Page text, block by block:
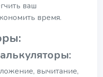
ваш
время.
вычитание,